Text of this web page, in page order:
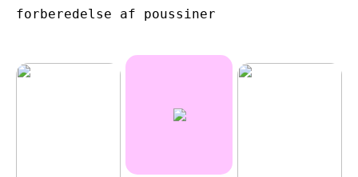
forberedelse af poussiner